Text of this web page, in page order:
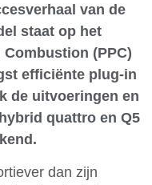
van de
staat op het
(PPC)
efficiënte plug-in
de uitvoeringen en
quattro en Q5
dan zijn